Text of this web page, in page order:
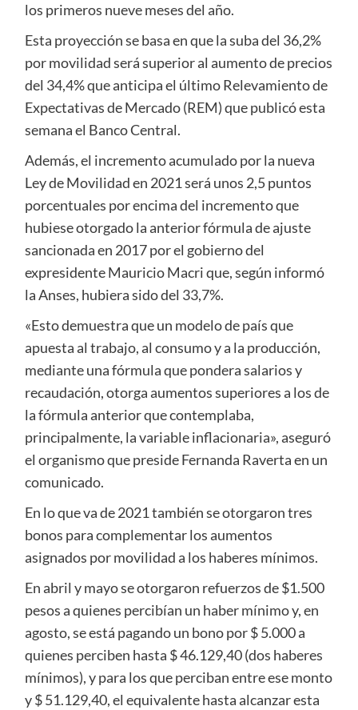
los primeros nueve meses del año.
Esta proyección se basa en que la suba del 36,2%
por movilidad será superior al aumento de precios
del 34,4% que anticipa el último Relevamiento de
Expectativas de Mercado (REM) que publicó esta
semana el Banco Central.
Además, el incremento acumulado por la nueva
Ley de Movilidad en 2021 será unos 2,5 puntos
porcentuales por encima del incremento que
hubiese otorgado la anterior fórmula de ajuste
sancionada en 2017 por el gobierno del
expresidente Mauricio Macri que, según informó
la Anses, hubiera sido del 33,7%.
«Esto demuestra que un modelo de país que
apuesta al trabajo, al consumo y a la producción,
mediante una fórmula que pondera salarios y
recaudación, otorga aumentos superiores a los de
la fórmula anterior que contemplaba,
principalmente, la variable inflacionaria», aseguró
el organismo que preside Fernanda Raverta en un
comunicado.
En lo que va de 2021 también se otorgaron tres
bonos para complementar los aumentos
asignados por movilidad a los haberes mínimos.
En abril y mayo se otorgaron refuerzos de $1.500
pesos a quienes percibían un haber mínimo y, en
agosto, se está pagando un bono por $ 5.000 a
quienes perciben hasta $ 46.129,40 (dos haberes
mínimos), y para los que perciban entre ese monto
y $ 51.129,40, el equivalente hasta alcanzar esta